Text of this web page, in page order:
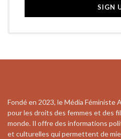
Fondé en 2023, le Média Féministe
pour les droits des femmes et des
monde. Il offre des informations
et culturelles qui permettent de